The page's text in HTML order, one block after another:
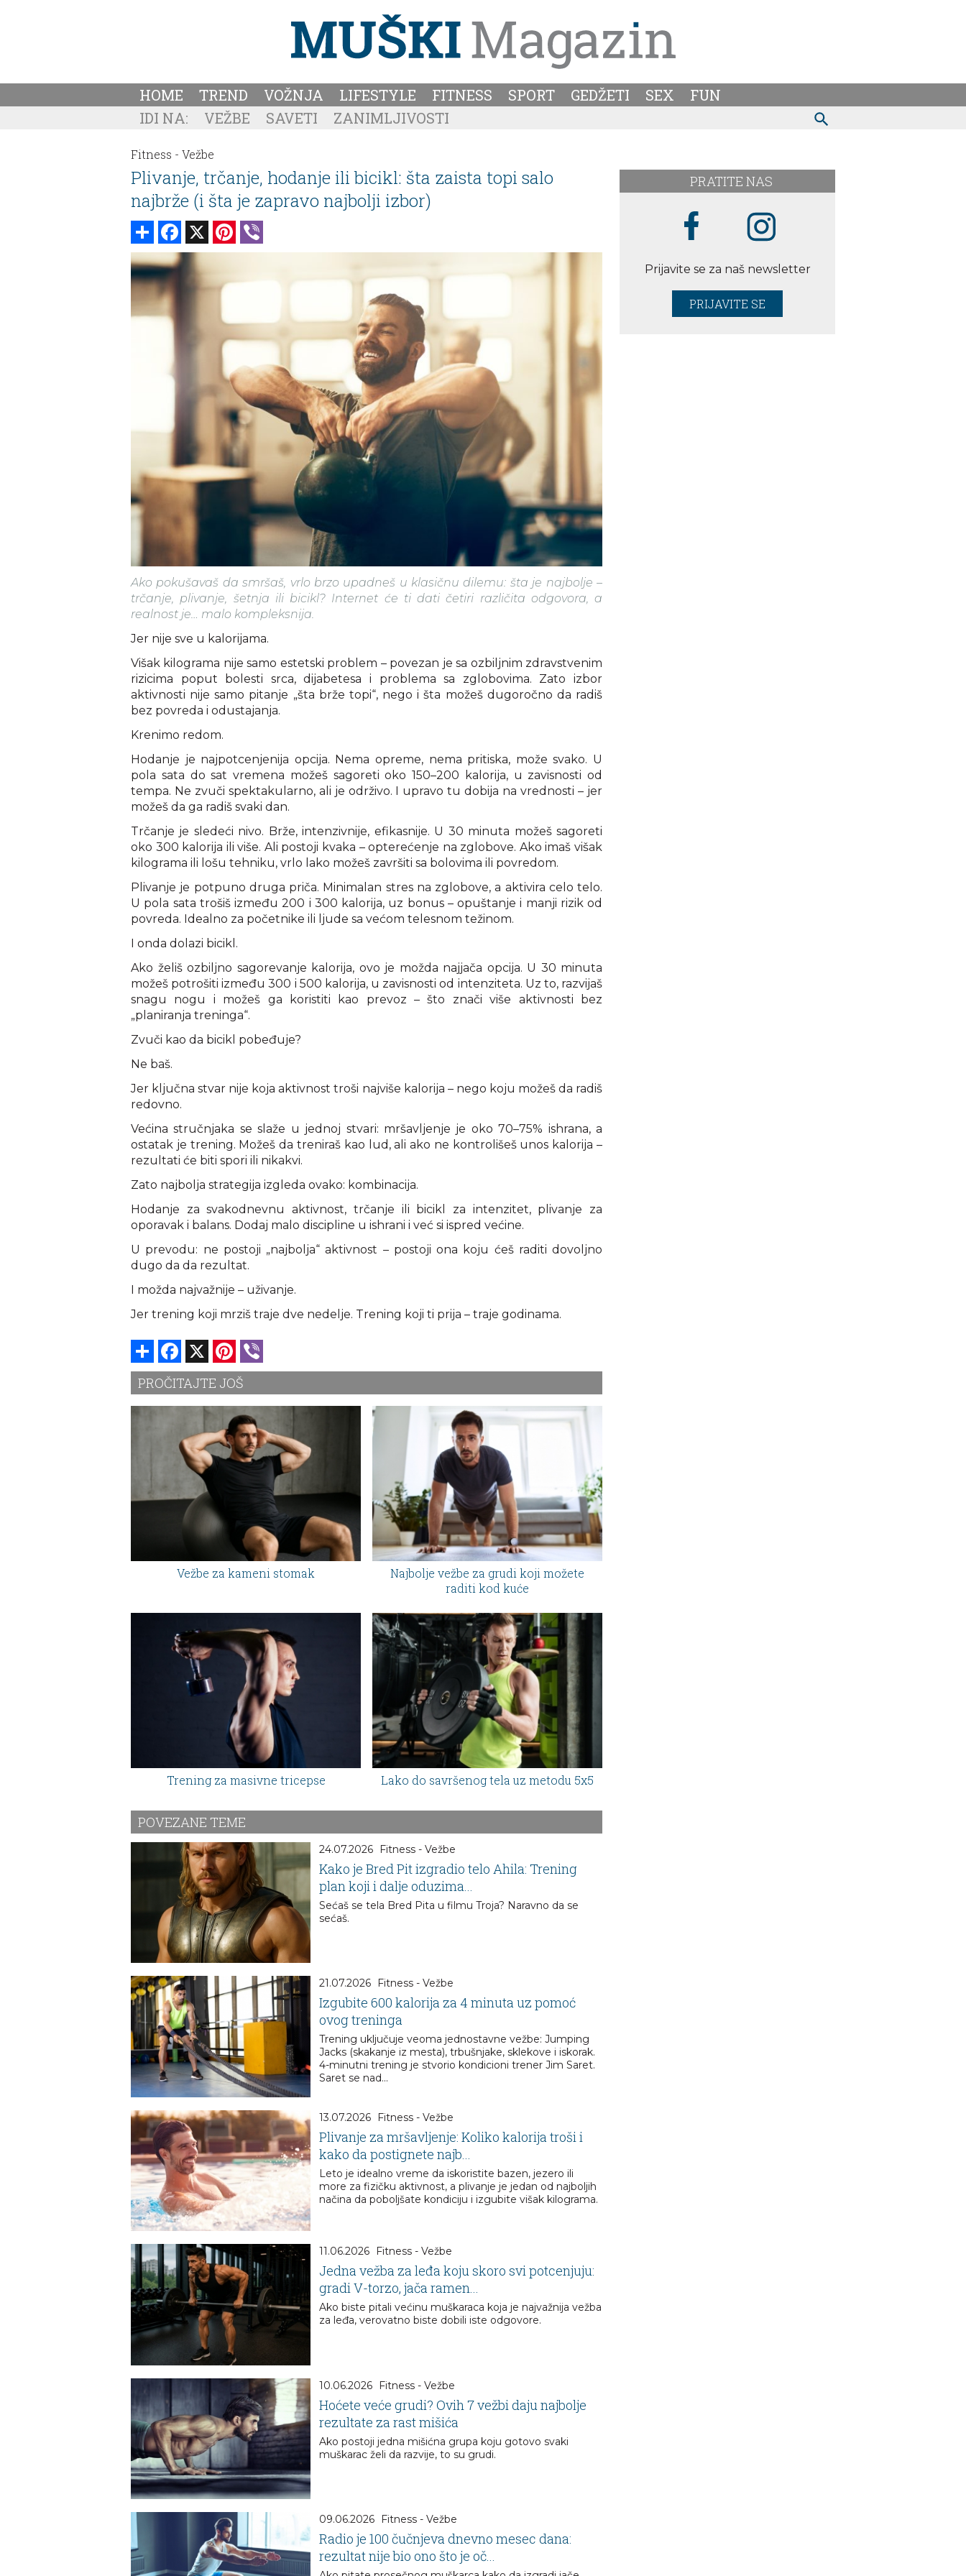
HOME TREND VOŽNJA LIFESTYLE FITNESS SPORT GEDŽETI SEX
FUN
IDI NA:
VEŽBE SAVETI ZANIMLJIVOSTI
Fitness - Vežbe
Plivanje, trčanje, hodanje ili bicikl: šta zaista topi salo
najbrže (i šta je zapravo najbolji izbor)
Share Facebook Pinterest
Ako pokušavaš da smršaš, vrlo brzo upadneš u klasičnu dilemu: šta je najbolje –
trčanje, plivanje, šetnja ili bicikl? Internet će ti dati četiri različita odgovora, a
realnost je… malo kompleksnija.
Jer nije sve u kalorijama.
Višak kilograma nije samo estetski problem – povezan je sa ozbiljnim zdravstvenim
rizicima poput bolesti srca, dijabetesa i problema sa zglobovima. Zato izbor
aktivnosti nije samo pitanje „šta brže topi“, nego i šta možeš dugoročno da radiš
bez povreda i odustajanja.
Krenimo redom.
Hodanje je najpotcenjenija opcija. Nema opreme, nema pritiska, može svako. U
pola sata do sat vremena možeš sagoreti oko 150–200 kalorija, u zavisnosti od
tempa. Ne zvuči spektakularno, ali je održivo. I upravo tu dobija na vrednosti – jer
možeš da ga radiš svaki dan.
Trčanje je sledeći nivo. Brže, intenzivnije, efikasnije. U 30 minuta možeš sagoreti
oko 300 kalorija ili više. Ali postoji kvaka – opterećenje na zglobove. Ako imaš višak
kilograma ili lošu tehniku, vrlo lako možeš završiti sa bolovima ili povredom.
Plivanje je potpuno druga priča. Minimalan stres na zglobove, a aktivira celo telo.
U pola sata trošiš između 200 i 300 kalorija, uz bonus – opuštanje i manji rizik od
povreda. Idealno za početnike ili ljude sa većom telesnom težinom.
I onda dolazi bicikl.
Ako želiš ozbiljno sagorevanje kalorija, ovo je možda najjača opcija. U 30 minuta
možeš potrošiti između 300 i 500 kalorija, u zavisnosti od intenziteta. Uz to, razvijaš
snagu nogu i možeš ga koristiti kao prevoz – što znači više aktivnosti bez
„planiranja treninga“.
Zvuči kao da bicikl pobeđuje?
Ne baš.
Jer ključna stvar nije koja aktivnost troši najviše kalorija – nego koju možeš da radiš
redovno.
Većina stručnjaka se slaže u jednoj stvari: mršavljenje je oko 70–75% ishrana, a
ostatak je trening. Možeš da treniraš kao lud, ali ako ne kontrolišeš unos kalorija –
rezultati će biti spori ili nikakvi.
Zato najbolja strategija izgleda ovako: kombinacija.
Hodanje za svakodnevnu aktivnost, trčanje ili bicikl za intenzitet, plivanje za
oporavak i balans. Dodaj malo discipline u ishrani i već si ispred većine.
U prevodu: ne postoji „najbolja“ aktivnost – postoji ona koju ćeš raditi dovoljno
dugo da da rezultat.
I možda najvažnije – uživanje.
Jer trening koji mrziš traje dve nedelje. Trening koji ti prija – traje godinama.
Share Facebook Pinterest
PROČITAJTE JOŠ
Vežbe za kameni stomak
Najbolje vežbe za grudi koji možete
raditi kod kuće
Trening za masivne tricepse Lako do savršenog tela uz metodu 5x5
POVEZANE TEME
24.07.2026 Fitness - Vežbe
Kako je Bred Pit izgradio telo Ahila: Trening
plan koji i dalje oduzima...
Sećaš se tela Bred Pita u filmu Troja? Naravno da se
sećaš.
21.07.2026 Fitness - Vežbe
Izgubite 600 kalorija za 4 minuta uz pomoć
ovog treninga
Trening uključuje veoma jednostavne vežbe: Jumping
Jacks (skakanje iz mesta), trbušnjake, sklekove i iskorak.
4-minutni trening je stvorio kondicioni trener Jim Saret.
Saret se nad...
13.07.2026 Fitness - Vežbe
Plivanje za mršavljenje: Koliko kalorija troši i
kako da postignete najb...
Leto je idealno vreme da iskoristite bazen, jezero ili
more za fizičku aktivnost, a plivanje je jedan od najboljih
načina da poboljšate kondiciju i izgubite višak kilograma.
11.06.2026 Fitness - Vežbe
Jedna vežba za leđa koju skoro svi potcenjuju:
gradi V-torzo, jača ramen...
Ako biste pitali većinu muškaraca koja je najvažnija vežba
za leđa, verovatno biste dobili iste odgovore.
10.06.2026 Fitness - Vežbe
Hoćete veće grudi? Ovih 7 vežbi daju najbolje
rezultate za rast mišića
Ako postoji jedna mišićna grupa koju gotovo svaki
muškarac želi da razvije, to su grudi.
09.06.2026 Fitness - Vežbe
Radio je 100 čučnjeva dnevno mesec dana:
rezultat nije bio ono što je oč...
PRATITE NAS
Prijavite se za naš newsletter
PRIJAVITE SE